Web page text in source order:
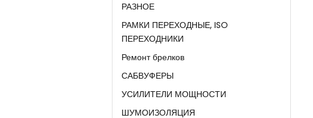
РАЗНОЕ
РАМКИ ПЕРЕХОДНЫЕ, ISO
ПЕРЕХОДНИКИ
Ремонт брелков
САБВУФЕРЫ
УСИЛИТЕЛИ МОЩНОСТИ
ШУМОИЗОЛЯЦИЯ